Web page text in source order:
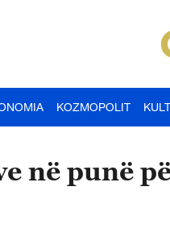
KOZMOPOLIT
në punë